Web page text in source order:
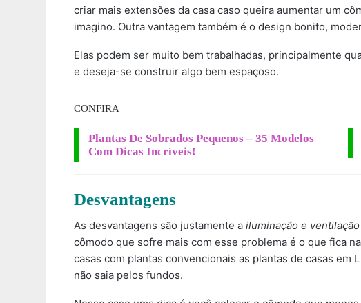
criar mais extensões da casa caso queira aumentar um
imagino. Outra vantagem também é o design bonito,
Elas podem ser muito bem trabalhadas, principalmente
e deseja-se construir algo bem espaçoso.
CONFIRA
Plantas De Sobrados Pequenos – 35 Modelos
Com Dicas Incríveis!
Desvantagens
As desvantagens são justamente a iluminação e ventilação
cômodo que sofre mais com esse problema é o que fica
casas com plantas convencionais as plantas de casas em
não saia pelos fundos.